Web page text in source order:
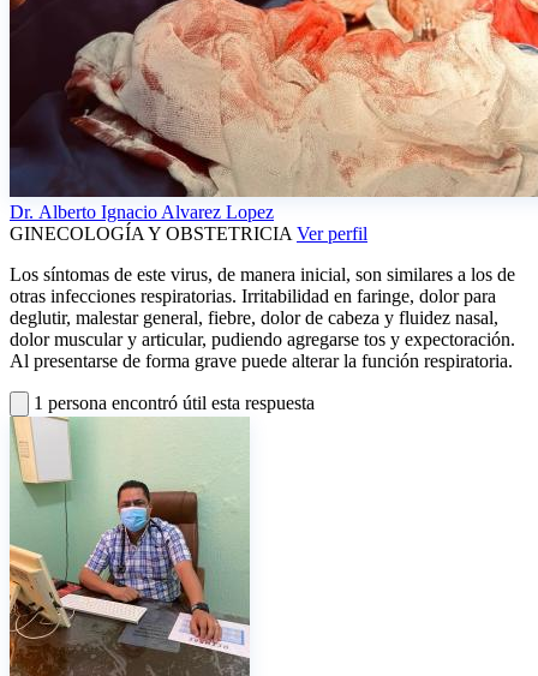
Dr. Alberto Ignacio Alvarez Lopez
GINECOLOGÍA Y OBSTETRICIA Ver perfil
Los síntomas de este virus, de manera inicial, son similares a los de
otras infecciones respiratorias. Irritabilidad en faringe, dolor para
deglutir, malestar general, fiebre, dolor de cabeza y fluidez nasal,
dolor muscular y articular, pudiendo agregarse tos y expectoración.
Al presentarse de forma grave puede alterar la función respiratoria.
1 persona encontró útil esta respuesta